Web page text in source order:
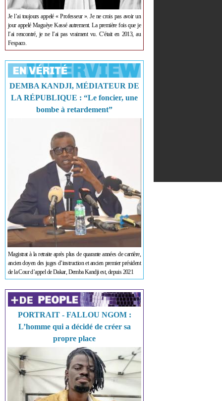
Je l’ai toujours appelé « Professeur ». Je ne crois pas avoir un
jour appelé Maguèye Kassé autrement. La première fois que je
l’ai rencontré, je ne l’ai pas vraiment vu. C’était en 2013, au
Fespaco.
DEMBA KANDJI, MÉDIATEUR DE
LA RÉPUBLIQUE : “Le foncier, une
bombe à retardement”
Magistrat à la retraite après plus de quarante années de carrière,
ancien doyen des juges d’instruction et ancien premier président
de la Cour d’appel de Dakar, Demba Kandji est, depuis 2021
PORTRAIT - FALLOU NGOM :
L’homme qui a décidé de créer sa
propre place